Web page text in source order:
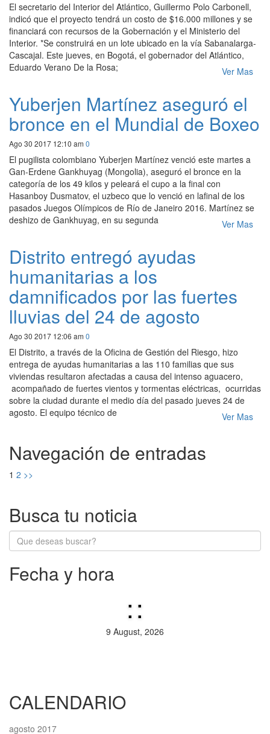
El secretario del Interior del Atlántico, Guillermo Polo Carbonell,
indicó que el proyecto tendrá un costo de $16.000 millones y se
financiará con recursos de la Gobernación y el Ministerio del
Interior. *Se construirá en un lote ubicado en la vía Sabanalarga-
Cascajal. Este jueves, en Bogotá, el gobernador del Atlántico,
Eduardo Verano De la Rosa;
Ver Mas
Yuberjen Martínez aseguró el
bronce en el Mundial de Boxeo
Ago 30 2017 12:10 am 0
El pugilista colombiano Yuberjen Martínez venció este martes a
Gan-Erdene Gankhuyag (Mongolia), aseguró el bronce en la
categoría de los 49 kilos y peleará el cupo a la final con
Hasanboy Dusmatov, el uzbeco que lo venció en lafinal de los
pasados Juegos Olímpicos de Río de Janeiro 2016. Martínez se
deshizo de Gankhuyag, en su segunda
Ver Mas
Distrito entregó ayudas
humanitarias a los
damnificados por las fuertes
lluvias del 24 de agosto
Ago 30 2017 12:06 am 0
El Distrito, a través de la Oficina de Gestión del Riesgo, hizo
entrega de ayudas humanitarias a las 110 familias que sus
viviendas resultaron afectadas a causa del intenso aguacero,
acompañado de fuertes vientos y tormentas eléctricas, ocurridas
sobre la ciudad durante el medio día del pasado jueves 24 de
agosto. El equipo técnico de
Ver Mas
Navegación de entradas
1 2 >>
Busca tu noticia
Fecha y hora
::
9 August, 2026
CALENDARIO
agosto 2017